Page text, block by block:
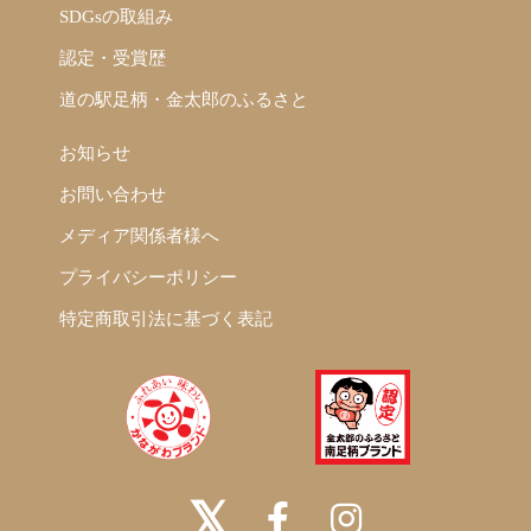
SDGsの取組み
認定・受賞歴
道の駅足柄・金太郎のふるさと
お知らせ
お問い合わせ
メディア関係者様へ
プライバシーポリシー
特定商取引法に基づく表記